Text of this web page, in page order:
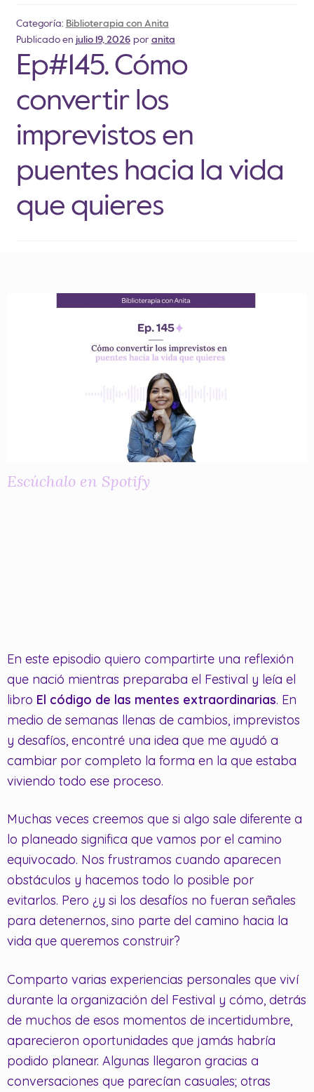
Categoría: Biblioterapia con Anita
Publicado en julio 19, 2026 por anita
Ep#145. Cómo
convertir los
imprevistos en
puentes hacia la vida
que quieres
Escúchalo en Spotify
En este episodio quiero compartirte una reflexión
que nació mientras preparaba el Festival y leía el
libro El código de las mentes extraordinarias. En
medio de semanas llenas de cambios, imprevistos
y desafíos, encontré una idea que me ayudó a
cambiar por completo la forma en la que estaba
viviendo todo ese proceso.
Muchas veces creemos que si algo sale diferente a
lo planeado significa que vamos por el camino
equivocado. Nos frustramos cuando aparecen
obstáculos y hacemos todo lo posible por
evitarlos. Pero ¿y si los desafíos no fueran señales
para detenernos, sino parte del camino hacia la
vida que queremos construir?
Comparto varias experiencias personales que viví
durante la organización del Festival y cómo, detrás
de muchos de esos momentos de incertidumbre,
aparecieron oportunidades que jamás habría
podido planear. Algunas llegaron gracias a
conversaciones que parecían casuales; otras